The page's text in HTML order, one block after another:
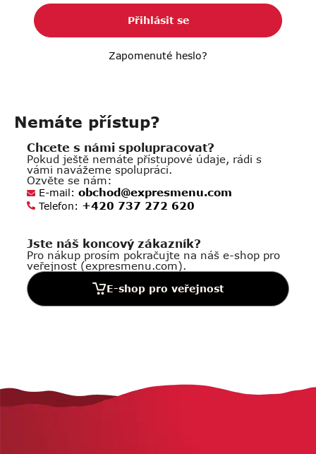
Přihlásit se
Zapomenuté heslo?
Nemáte přístup?
Chcete s námi spolupracovat?
Pokud ještě nemáte přístupové údaje, rádi s
vámi navážeme spolupráci.
Ozvěte se nám:
E-mail: obchod@expresmenu.com
Telefon: +420 737 272 620
Jste náš koncový zákazník?
Pro nákup prosím pokračujte na náš e-shop pro
veřejnost (expresmenu.com).
E-shop pro veřejnost
Z
á